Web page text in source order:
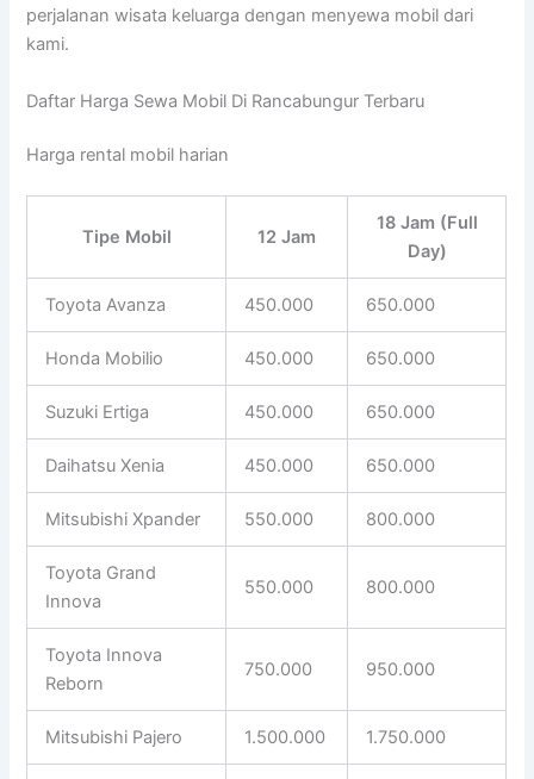
perjalanan wisata keluarga dengan menyewa mobil dari
kami.
Daftar Harga Sewa Mobil Di Rancabungur Terbaru
Harga rental mobil harian
Tipe Mobil 12 Jam
18 Jam (Full
Day)
Toyota Avanza 450.000 650.000
Honda Mobilio 450.000 650.000
Suzuki Ertiga 450.000 650.000
Daihatsu Xenia 450.000 650.000
Mitsubishi Xpander 550.000 800.000
Toyota Grand
Innova
550.000 800.000
Toyota Innova
Reborn
750.000 950.000
Mitsubishi Pajero 1.500.000 1.750.000